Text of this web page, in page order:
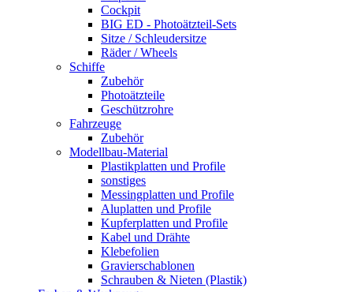
Cockpit
BIG ED - Photoätzteil-Sets
Sitze / Schleudersitze
Räder / Wheels
Schiffe
Zubehör
Photoätzteile
Geschützrohre
Fahrzeuge
Zubehör
Modellbau-Material
Plastikplatten und Profile
sonstiges
Messingplatten und Profile
Aluplatten und Profile
Kupferplatten und Profile
Kabel und Drähte
Klebefolien
Gravierschablonen
Schrauben & Nieten (Plastik)